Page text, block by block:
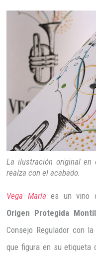
La ilustración original
realza con el acabado.
Vega María es un vino
Origen Protegida
Consejo Regulador con
que figura en su etiqueta